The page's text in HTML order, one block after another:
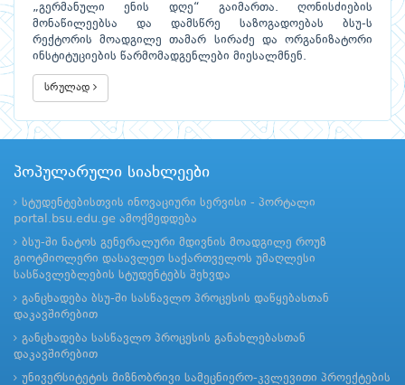
„გერმანული ენის დღე“ გაიმართა. ღონისძიების
მონაწილეებსა და დამსწრე საზოგადოებას ბსუ-ს
რექტორის მოადგილე თამარ სირაძე და ორგანიზატორი
ინსტიტუციების წარმომადგენლები მიესალმნენ.
სრულად
პოპულარული სიახლეები
სტუდენტებისთვის ინოვაციური სერვისი - პორტალი
portal.bsu.edu.ge ამოქმედდება
ბსუ-ში ნატოს გენერალური მდივნის მოადგილე როუზ
გიოტმიოლერი დასავლეთ საქართველოს უმაღლესი
სასწავლებლების სტუდენტებს შეხვდა
განცხადება ბსუ-ში სასწავლო პროცესის დაწყებასთან
დაკავშირებით
განცხადება სასწავლო პროცესის განახლებასთან
დაკავშირებით
უნივერსიტეტის მიზნობრივი სამეცნიერო-კვლევითი პროექტების